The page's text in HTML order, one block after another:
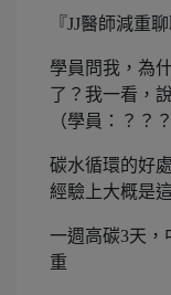
『JJ醫師減重聊
學員問我，為
了？我一看，
（學員：？？？
碳水循環的好
經驗上大概是這
一週高碳3天，
重